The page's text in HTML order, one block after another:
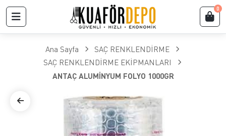
0
Ana Sayfa
SAÇ RENKLENDİRME
SAÇ RENKLENDİRME EKİPMANLARI
ANTAÇ ALUMİNYUM FOLYO 1000GR